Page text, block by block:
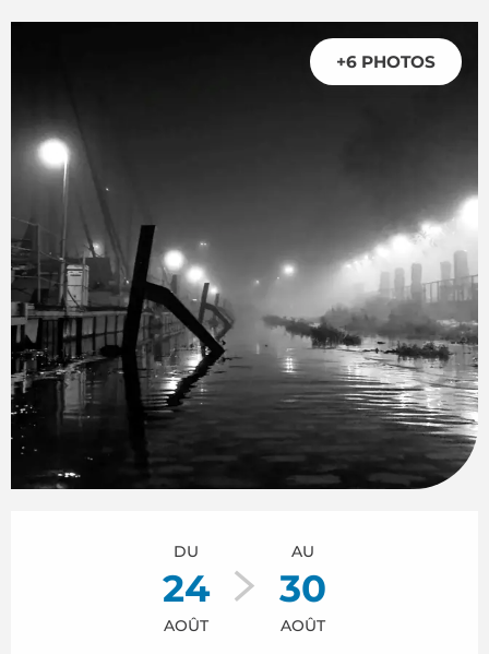
+6 PHOTOS
DU
24
AOÛT
AU
30
AOÛT